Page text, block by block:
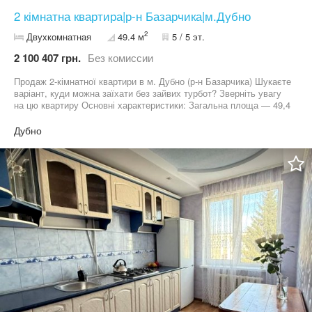
2 кімнатна квартира|р-н Базарчика|м.Дубно
Двухкомнатная 49.4 м2 5 / 5 эт.
2 100 407 грн. Без комиссии
Продаж 2-кімнатної квартири в м. Дубно (р-н Базарчика) Шукаєте
варіант, куди можна заїхати без зайвих турбот? Зверніть увагу
на цю квартиру Основні характеристики: Загальна площа — 49,4
опалення Стан: В хорошому житловому стані Продається з
меблями та технікою Металопластикові вікна Кухня та санвузол:
Встановлений бойлер Санвузол роздільний, з ремонтом
Додатково: Просторий засклений балкон із виходом із залу
Хороший район міста — поруч усе необхідне для комфортного
життя Телефонуйте — домовимось про огляд!
Дубно